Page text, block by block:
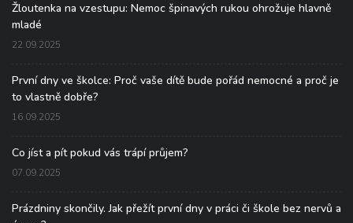
Žloutenka na vzestupu: Nemoc špinavých rukou ohrožuje hlavně
mladé
22.09.2025
První dny ve školce: Proč vaše dítě bude pořád nemocné a proč je
to vlastně dobře?
16.09.2025
Co jíst a pít pokud vás trápí průjem?
07.09.2025
Prázdniny skončily. Jak přežít první dny v práci či škole bez nervů a